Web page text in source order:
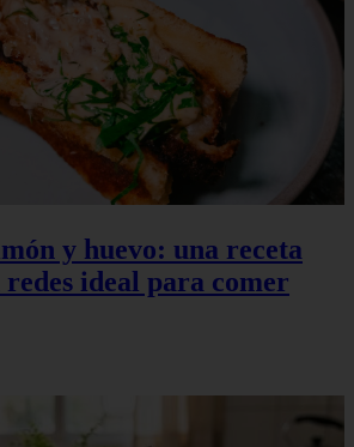
y huevo: una receta
ideal para comer